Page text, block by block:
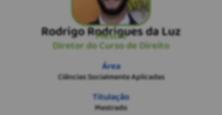
Rodrigo Rodrigues da Luz
Mestre
Diretor do Curso de Direito
Área
Ciências Socialmente Aplicadas
Titulação
Mestrado